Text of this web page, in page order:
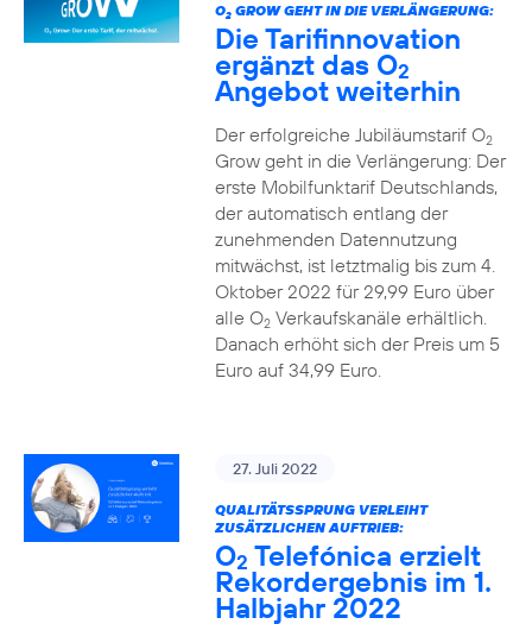
O2GROW GEHT IN DIE VERLÄNGERUNG:
Die Tarifinnovation
ergänzt das O2
Angebot weiterhin
Der erfolgreiche Jubiläumstarif O2
Grow geht in die Verlängerung: Der
erste Mobilfunktarif Deutschlands,
der automatisch entlang der
zunehmenden Datennutzung
mitwächst, ist letztmalig bis zum 4.
Oktober 2022 für 29,99 Euro über
alle O2Verkaufskanäle erhältlich.
Danach erhöht sich der Preis um 5
Euro auf 34,99 Euro.
27. Juli 2022
QUALITÄTSSPRUNG VERLEIHT
ZUSÄTZLICHEN AUFTRIEB:
O2 Telefónica erzielt
Rekordergebnis im 1.
Halbjahr 2022